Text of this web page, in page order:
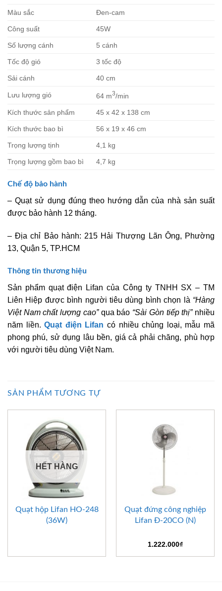
Màu sắc Đen-cam
Công suất 45W
Số lượng cánh 5 cánh
Tốc độ gió 3 tốc độ
Sải cánh 40 cm
Lưu lượng gió 64 m3/min
Kích thước sản phẩm 45 x 42 x 138 cm
Kích thước bao bì 56 x 19 x 46 cm
Trọng lượng tịnh 4,1 kg
Trọng lượng gồm bao bì 4,7 kg
Chế độ bảo hành
– Quạt sử dụng đúng theo hướng dẫn của nhà sản suất
được bảo hành 12 tháng.
– Địa chỉ Bảo hành: 215 Hải Thượng Lãn Ông, Phường
13, Quận 5, TP.HCM
Thông tin thương hiệu
Sản phẩm quạt điện Lifan của Công ty TNHH SX – TM
Liên Hiệp được bình người tiêu dùng bình chọn là “Hàng
Việt Nam chất lượng cao”qua báo “Sài Gòn tiếp thị”nhiều
năm liền.Quạt điện Lifan có nhiều chủng loại, mẫu mã
phong phú, sử dụng lâu bền, giá cả phải chăng, phù hợp
với người tiêu dùng Việt Nam.
SẢN PHẨM TƯƠNG TỰ
HẾT HÀNG
Quạt hộp Lifan HO-248
(36W)
Quạt đứng công nghiệp
Lifan Đ-20CO (N)
1.222.000₫